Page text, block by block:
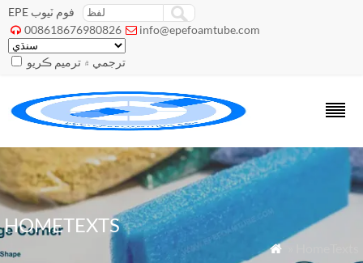
EPE فوم ٽيوب
 008618676980826  info@epefoamtube.com
ترجمي ۾ ترميم ڪريو
HOMETEXTS
